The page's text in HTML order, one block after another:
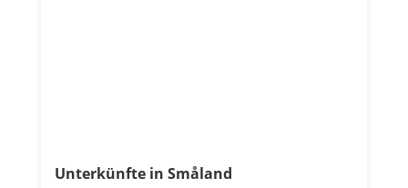
Unterkünfte in Småland